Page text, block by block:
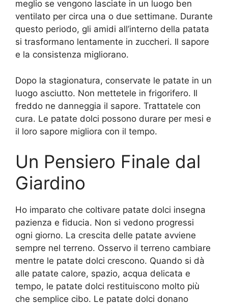
meglio se vengono lasciate in un luogo ben
ventilato per circa una o due settimane. Durante
questo periodo, gli amidi all’interno della patata
si trasformano lentamente in zuccheri. Il sapore
e la consistenza migliorano.
Dopo la stagionatura, conservate le patate in un
luogo asciutto. Non mettetele in frigorifero. Il
freddo ne danneggia il sapore. Trattatele con
cura. Le patate dolci possono durare per mesi e
il loro sapore migliora con il tempo.
Un Pensiero Finale dal
Giardino
Ho imparato che coltivare patate dolci insegna
pazienza e fiducia. Non si vedono progressi
ogni giorno. La crescita delle patate avviene
sempre nel terreno. Osservo il terreno cambiare
mentre le patate dolci crescono. Quando si dà
alle patate calore, spazio, acqua delicata e
tempo, le patate dolci restituiscono molto più
che semplice cibo. Le patate dolci donano